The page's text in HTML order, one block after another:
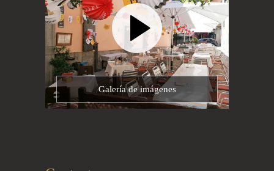
Galería de imágenes